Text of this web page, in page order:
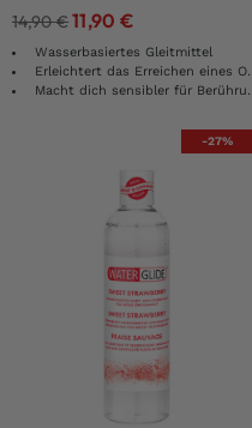
14,90€11,90 €
Wasserbasiertes Gleitmittel
Erleichtert das Erreichen eines Orgasmus
Macht dich sensibler für Berührungen
-27%